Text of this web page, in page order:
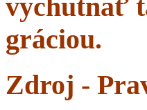
vychutnať
gráciou.
Zdroj -